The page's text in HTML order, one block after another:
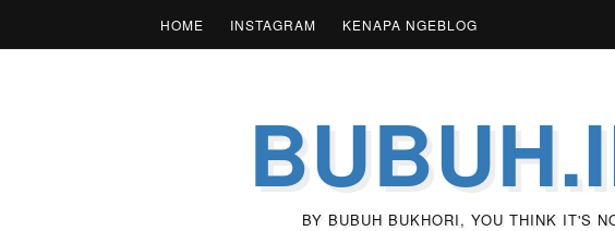
HOME INSTAGRAM KENAPA NGEBLOG
BY BUBUH BUKHORI, YOU THINK IT'S